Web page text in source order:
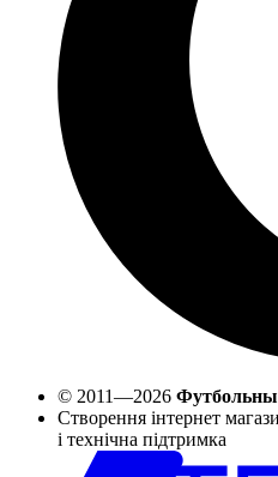
© 2011—2026
Створення інтернет
і технічна підтримка